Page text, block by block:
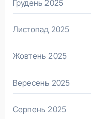
Грудень 2025
Листопад 2025
Жовтень 2025
Вересень 2025
Серпень 2025